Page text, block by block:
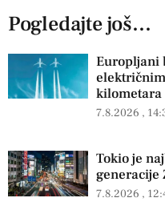
Pogledajte još...
Europljani
kilometara
7.8.2026
Tokio je
generacije
7.8.2026